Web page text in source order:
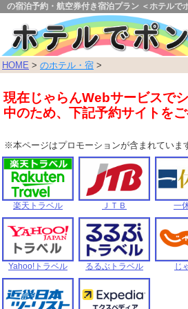
の宿泊予約・航空券付き宿泊プラン ＜ホテルで
HOME > のホテル・宿 >
現在じゃらんWebサービスで
中のため、下記予約サイトをご
※本ページはプロモーションが含まれていま
楽天トラベル ＪＴＢ 一
Yahoo!トラベル るるぶトラベル じ